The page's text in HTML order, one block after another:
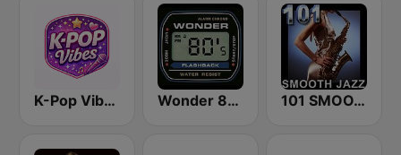
K-Pop Vibes Wonder 80's 101 SMOOTH JAZZ